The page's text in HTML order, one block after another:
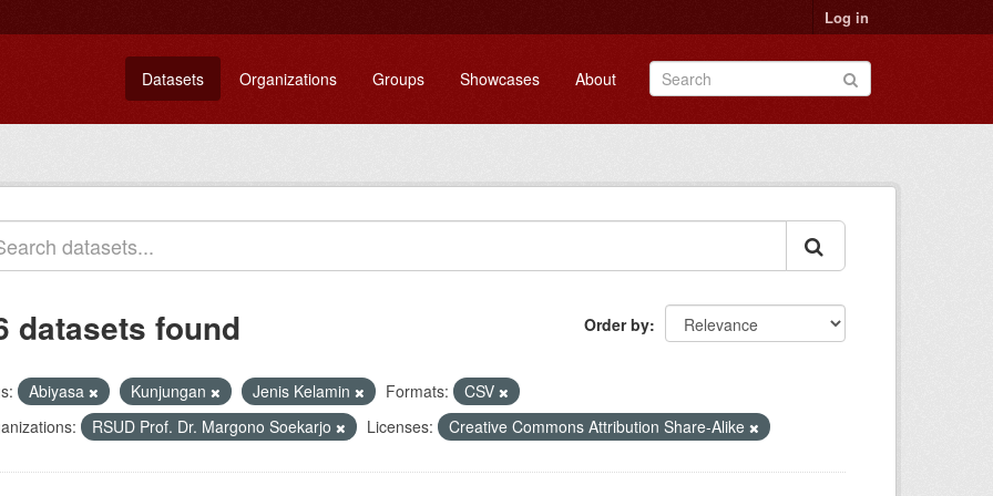
Log in
Datasets Organizations Groups Showcases About
Order by
datasets found
Abiyasa Kunjungan Jenis Kelamin Formats:
CSV
RSUD Prof. Dr. Margono Soekarjo Licenses: Creative Commons Attribution Share-Alike